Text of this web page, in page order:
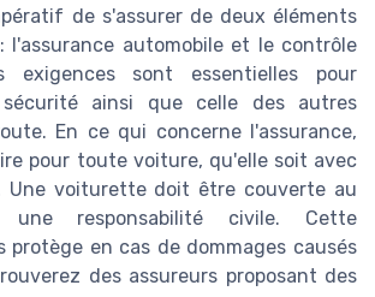
de s'assurer de deux éléments
l'assurance automobile et le contrôle
exigences sont essentielles pour
ainsi que celle des autres
En ce qui concerne l'assurance,
pour toute voiture, qu'elle soit avec
Une voiturette doit être couverte au
une responsabilité civile. Cette
protège en cas de dommages causés
des assureurs proposant des